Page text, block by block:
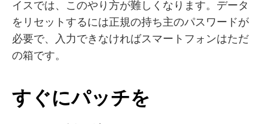
イスでは、このやり方が難しくなります。データ
をリセットするには正規の持ち主のパスワードが
必要で、入力できなければスマートフォンはただ
の箱です。
すぐにパッチを